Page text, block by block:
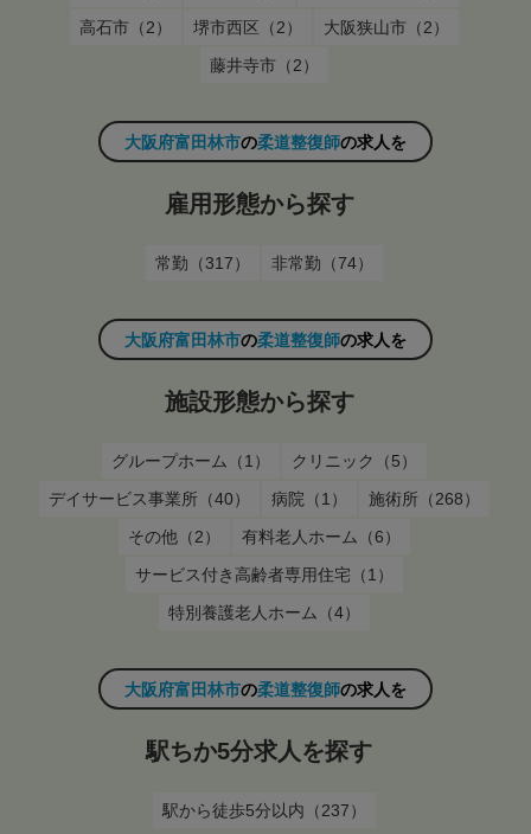
高石市（2）
堺市西区（2）
大阪狭山市（2）
藤井寺市（2）
大阪府富田林市の柔道整復師の求人を
雇用形態から探す
常勤（317） 非常勤（74）
大阪府富田林市の柔道整復師の求人を
施設形態から探す
グループホーム（1）
クリニック（5）
デイサービス事業所（40）
病院（1）
施術所（268）
その他（2）
有料老人ホーム（6）
サービス付き高齢者専用住宅（1）
特別養護老人ホーム（4）
大阪府富田林市の柔道整復師の求人を
駅ちか5分求人を探す
駅から徒歩5分以内（237）